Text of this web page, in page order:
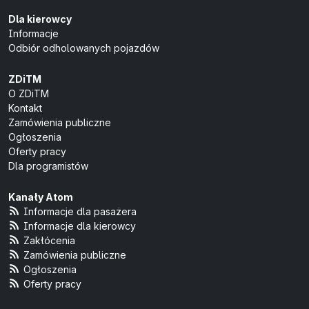
Dla kierowcy
Informacje
Odbiór odholowanych pojazdów
ZDiTM
O ZDiTM
Kontakt
Zamówienia publiczne
Ogłoszenia
Oferty pracy
Dla programistów
Kanały Atom
Informacje dla pasażera
Informacje dla kierowcy
Zakłócenia
Zamówienia publiczne
Ogłoszenia
Oferty pracy